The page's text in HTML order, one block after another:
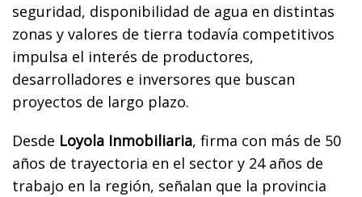
seguridad, disponibilidad de agua en distintas
zonas y valores de tierra todavía competitivos
impulsa el interés de productores,
desarrolladores e inversores que buscan
proyectos de largo plazo.
Desde Loyola Inmobiliaria, firma con más de 50
años de trayectoria en el sector y 24 años de
trabajo en la región, señalan que la provincia